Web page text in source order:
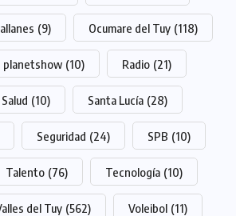
(9) Ocumare del Tuy (118)
planetshow (10) Radio (21)
Salud (10) Santa Lucía (28)
Seguridad (24) SPB (10)
Talento (76) Tecnología (10)
del Tuy (562) Voleibol (11)